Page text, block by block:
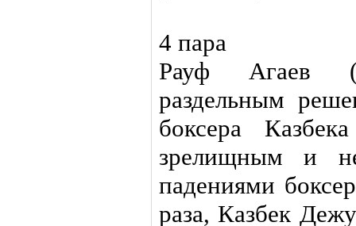
4 пара
Рауф Агаев
раздельным
боксера
зрелищным и
падениями
раза, Казбек